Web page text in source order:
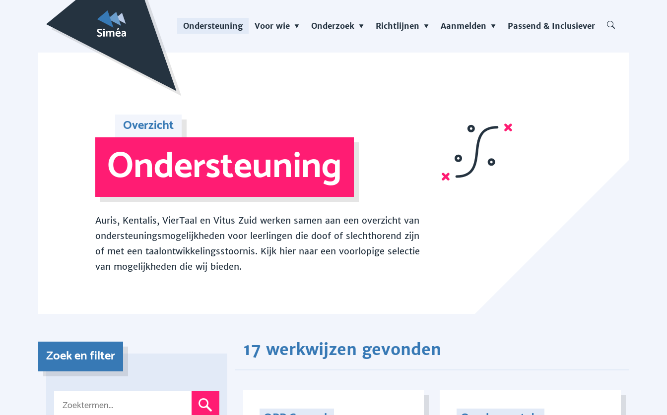
Ondersteuning Voor wie Onderzoek Richtlijnen Aanmelden Passend & Inclusiever
Overzicht
Ondersteuning
Auris, Kentalis, VierTaal en Vitus Zuid werken samen aan een overzicht van
ondersteuningsmogelijkheden voor leerlingen die doof of slechthorend zijn
of met een taalontwikkelingsstoornis. Kijk hier naar een voorlopige selectie
van mogelijkheden die wij bieden.
Zoek en filter 17 werkwijzen gevonden